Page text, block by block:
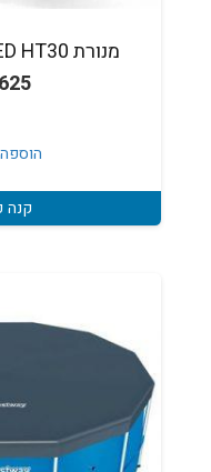
מנורת LED HT30 לבן מוסטנג
625
קנה